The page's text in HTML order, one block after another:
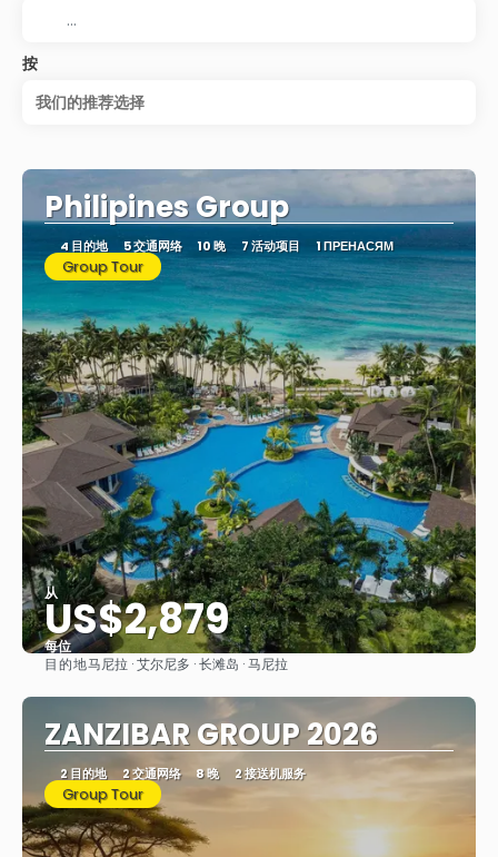
按
我们的推荐选择
Philipines Group
4 目的地 5 交通网络 10 晚 7 活动项目 1 ПРЕНАСЯМ
Group Tour
从
US$2,879
每位
看到
目的地马尼拉 · 艾尔尼多 · 长滩岛 · 马尼拉
ZANZIBAR GROUP 2026
2 目的地 2 交通网络 8 晚 2 接送机服务
Group Tour